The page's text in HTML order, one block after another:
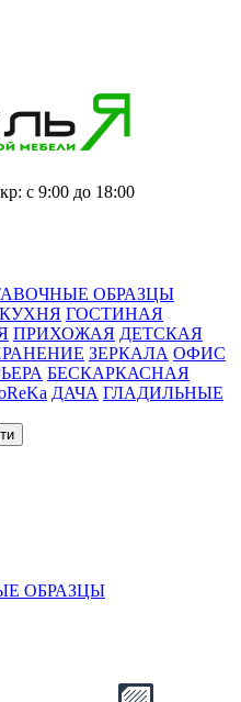
с 9:00 до 18:00
ОБРАЗЦЫ
КУХНЯ ГОСТИНАЯ
ПРИХОЖАЯ ДЕТСКАЯ
ЗЕРКАЛА ОФИС
БЕСКАРКАСНАЯ
ДАЧА ГЛАДИЛЬНЫЕ
ОБРАЗЦЫ